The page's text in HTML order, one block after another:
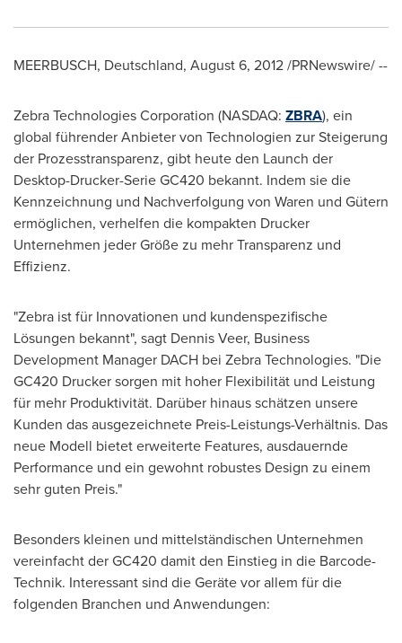
MEERBUSCH, Deutschland, August 6, 2012/PRNewswire/ --
Zebra Technologies Corporation (NASDAQ: ZBRA), ein
global führender Anbieter von Technologien zur Steigerung
der Prozesstransparenz, gibt heute den Launch der
Desktop-Drucker-Serie GC420 bekannt. Indem sie die
Kennzeichnung und Nachverfolgung von Waren und Gütern
ermöglichen, verhelfen die kompakten Drucker
Unternehmen jeder Größe zu mehr Transparenz und
Effizienz.
"Zebra ist für Innovationen und kundenspezifische
Lösungen bekannt", sagt Dennis Veer, Business
Development Manager DACH bei Zebra Technologies. "Die
GC420 Drucker sorgen mit hoher Flexibilität und Leistung
für mehr Produktivität. Darüber hinaus schätzen unsere
Kunden das ausgezeichnete Preis-Leistungs-Verhältnis. Das
neue Modell bietet erweiterte Features, ausdauernde
Performance und ein gewohnt robustes Design zu einem
sehr guten Preis."
Besonders kleinen und mittelständischen Unternehmen
vereinfacht der GC420 damit den Einstieg in die Barcode-
Technik. Interessant sind die Geräte vor allem für die
folgenden Branchen und Anwendungen: